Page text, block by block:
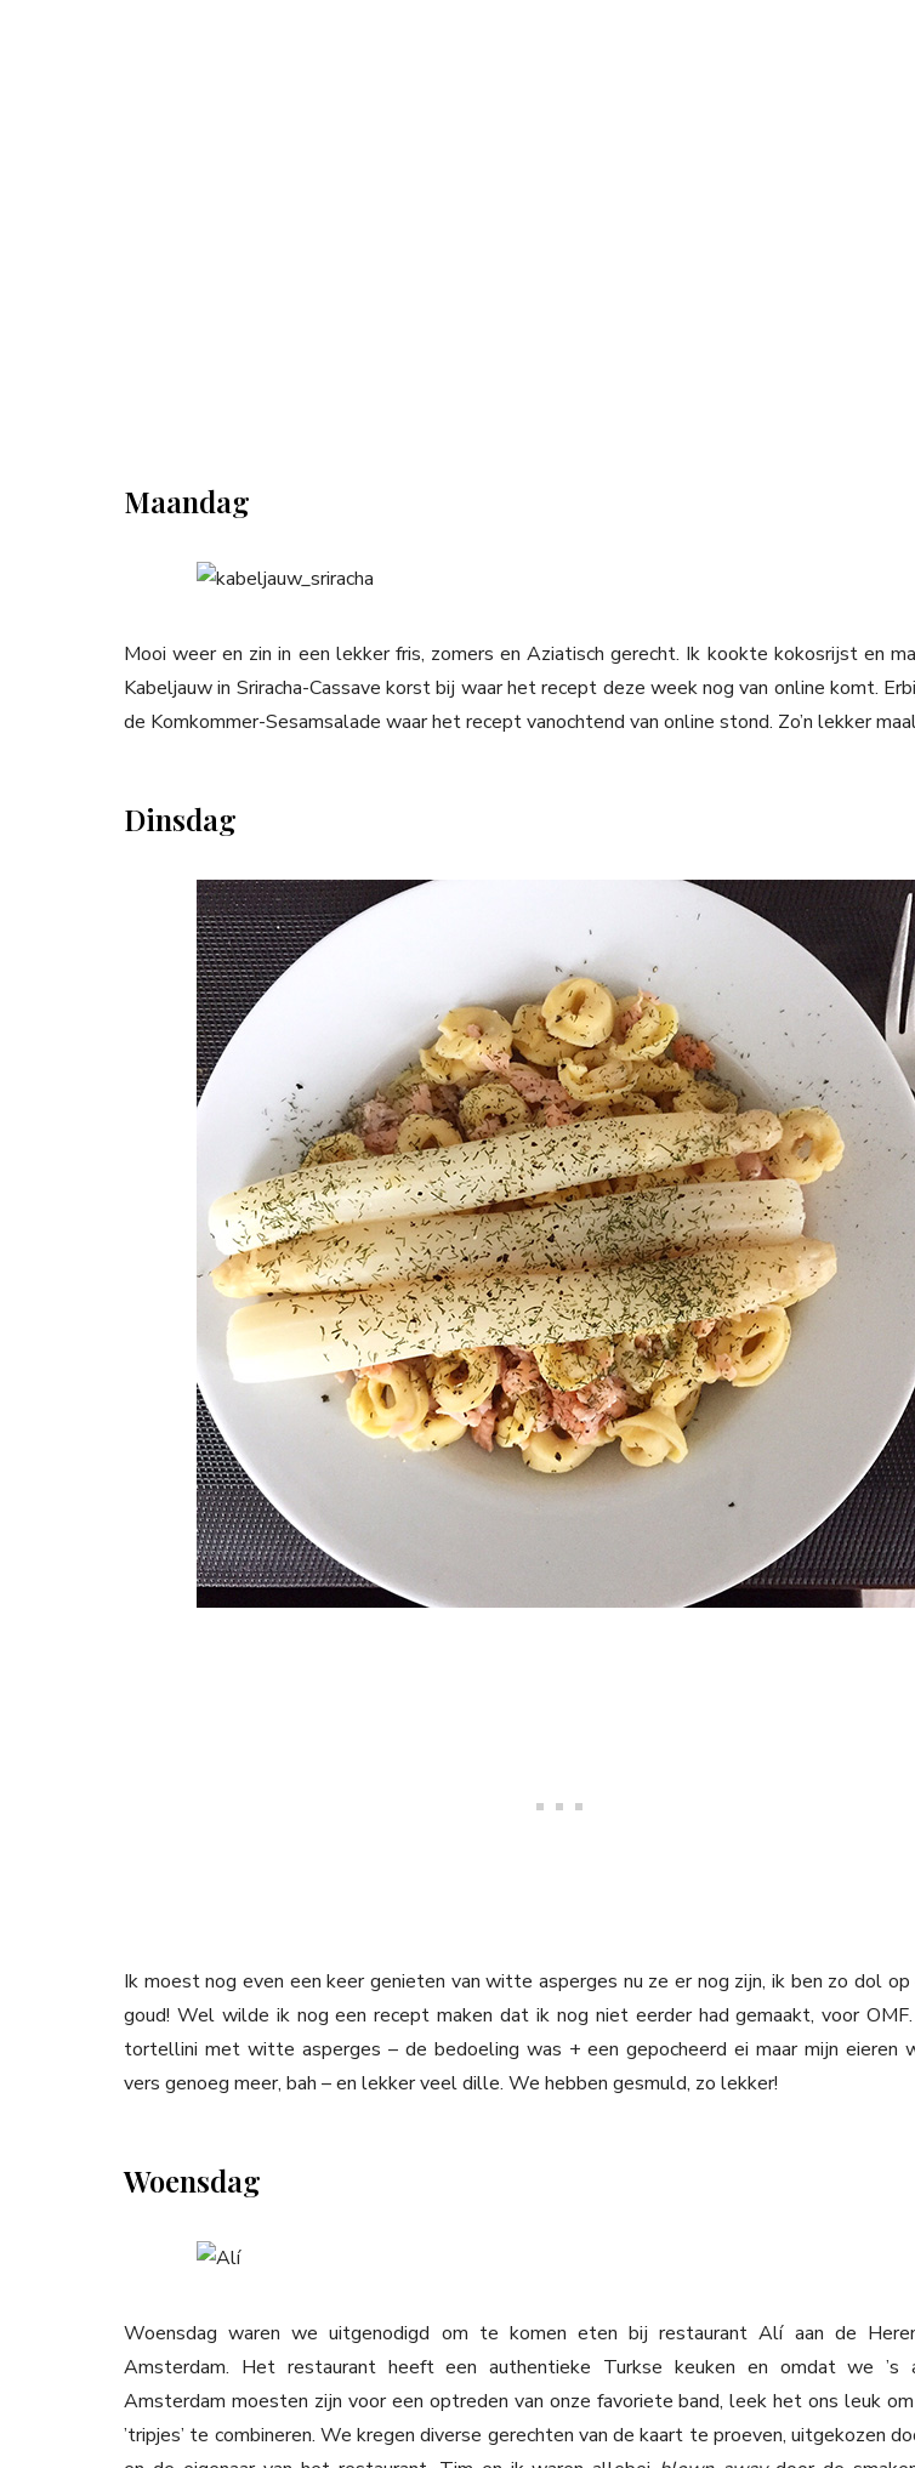
Maandag
Mooi weer en zin in een lekker fris, zomers en Aziatisch gerecht. Ik kookte kokosrijst en
Kabeljauw in Sriracha-Cassave korst bij waar het recept deze week nog van online komt.
de Komkommer-Sesamsalade waar het recept vanochtend van online stond. Zo’n lekker
Dinsdag
Ik moest nog even een keer genieten van witte asperges nu ze er nog zijn, ik ben zo dol
goud! Wel wilde ik nog een recept maken dat ik nog niet eerder had gemaakt, voor
tortellini met witte asperges – de bedoeling was + een gepocheerd ei maar mijn eieren
vers genoeg meer, bah – en lekker veel dille. We hebben gesmuld, zo lekker!
Woensdag
Woensdag waren we uitgenodigd om te komen eten bij restaurant Alí aan de
Amsterdam. Het restaurant heeft een authentieke Turkse keuken en omdat we ’s
Amsterdam moesten zijn voor een optreden van onze favoriete band, leek het ons leuk
’tripjes’ te combineren. We kregen diverse gerechten van de kaart te proeven, uitgekozen